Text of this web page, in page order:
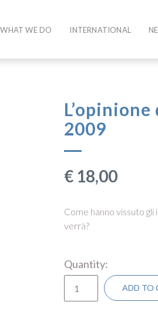
WHAT WE DO INTERNATIONAL
2009
€ 18,00
Come hanno vissuto gli
verrà?
Quantity
ADD TO